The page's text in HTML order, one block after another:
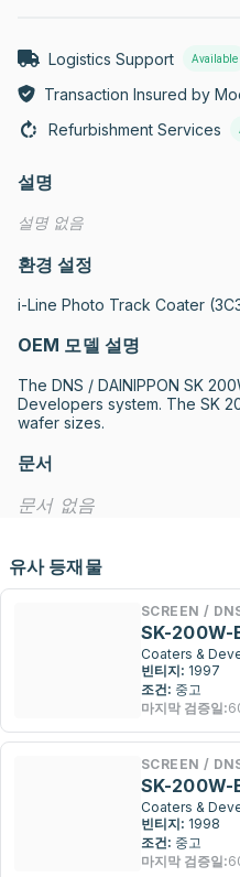
Logistics Support Available
Transaction Insured by
Refurbishment Services
설명
설명 없음
환경 설정
i-Line Photo Track Coater
OEM 모델 설명
The DNS / DAINIPPON SK
Developers system. The SK
wafer sizes.
문서
문서 없음
유사 등재물
SCREEN /
SK-200W-
Coaters &
빈티지: 1997
조건: 중고
마지막 검증일:
SCREEN /
SK-200W-
Coaters &
빈티지: 1998
조건: 중고
마지막 검증일: